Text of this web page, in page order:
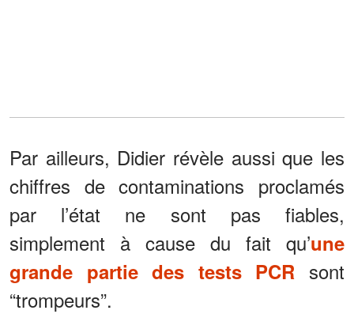
Par ailleurs, Didier révèle aussi que les
chiffres de contaminations proclamés
par l’état ne sont pas fiables,
simplement à cause du fait qu’une
grande partie des tests PCR sont
“trompeurs”.